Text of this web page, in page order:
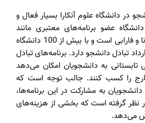
در دانشگاه علوم آنکارا بسیار فعال و
عضو برنامه‌های معتبری مانند
اراسموس‌پلاس، مولانا و فارابی است و با بیش از 100 دانشگاه
تبادل دانشجو دارد. برنامه‌های تبادل
به دانشجویان امکان می‌دهد
را کسب کنند. جالب توجه است که
به مشارکت در این برنامه‌ها،
نظر گرفته است که بخشی از هزینه‌های
می‌دهد.